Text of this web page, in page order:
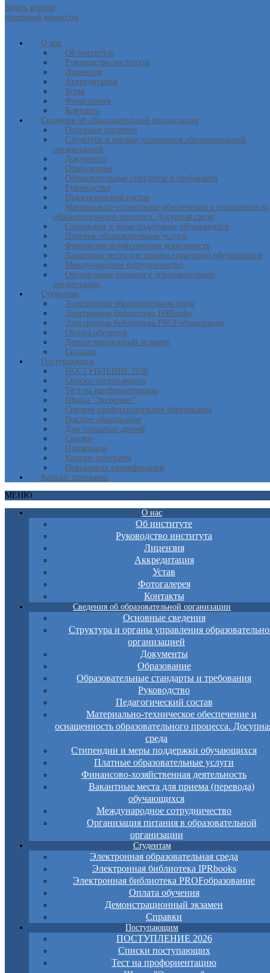
Задать вопрос
приемной комиссии
О нас
Об институте
Руководство института
Лицензия
Аккредитация
Устав
Фотогалерея
Контакты
Сведения об образовательной организации
Основные сведения
Структура и органы управления образовательной
организацией
Документы
Образование
Образовательные стандарты и требования
Руководство
Педагогический состав
Материально-техническое обеспечение и оснащенность
образовательного процесса. Досупная среда
Стипендии и меры поддержки обучающихся
Платные образовательные услуги
Финансово-хозяйственная деятельность
Вакантные места для приема (перевода) обучающихся
Международное сотрудничество
Организация питания в образовательной
организации
Студентам
Электронная образовательная среда
Электронная библиотека IPRbooks
Электронная библиотека PROFобразование
Оплата обучения
Демонстрационный экзамен
Справки
Поступающим
ПОСТУПЛЕНИЕ 2026
Списки поступающих
Тест на профориентацию
Школа "Экстернат"
Среднее профессиональное образование
Высшее образование
Дни открытых дверей
Скидки
Олимпиада
Каталог программ
Повышение квалификации
Каталог программ
МЕНЮ
О нас
Об институте
Руководство института
Лицензия
Аккредитация
Устав
Фотогалерея
Контакты
Сведения об образовательной организации
Основные сведения
Структура и органы управления
организацией
Документы
Образование
Образовательные стандарты и требования
Руководство
Педагогический состав
Материально-техническое обеспечение и
оснащенность образовательного процесса.
среда
Стипендии и меры поддержки обучающихся
Платные образовательные услуги
Финансово-хозяйственная деятельность
Вакантные места для приема (перевода)
обучающихся
Международное сотрудничество
Организация питания в образовательной
организации
Студентам
Электронная образовательная среда
Электронная библиотека IPRbooks
Электронная библиотека PROFобразование
Оплата обучения
Демонстрационный экзамен
Справки
Поступающим
ПОСТУПЛЕНИЕ 2026
Списки поступающих
Тест на профориентацию